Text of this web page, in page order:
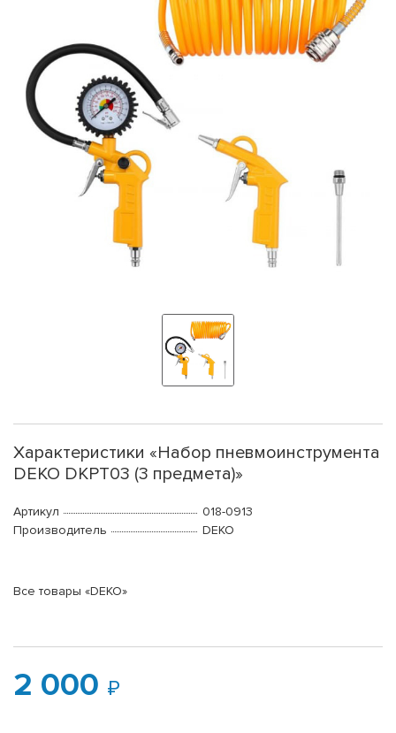
Характеристики «Набор пневмоинструмента
DEKO DKPT03 (3 предмета)»
Артикул
018-0913
Производитель
DEKO
Все товары «DEKO»
2 000